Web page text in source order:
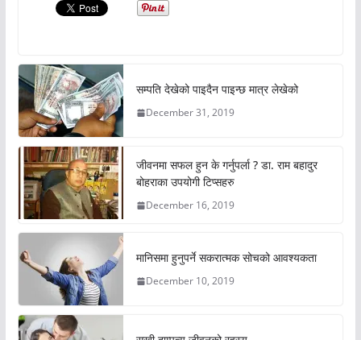
सम्पति देखेको पाइदैन पाइन्छ मात्र लेखेको
December 31, 2019
जीवनमा सफल हुन के गर्नुपर्ला ? डा. राम बहादुर
बोहराका उपयोगी टिप्सहरु
December 16, 2019
मानिसमा हुनुपर्ने सकरात्मक सोचको आवश्यकता
December 10, 2019